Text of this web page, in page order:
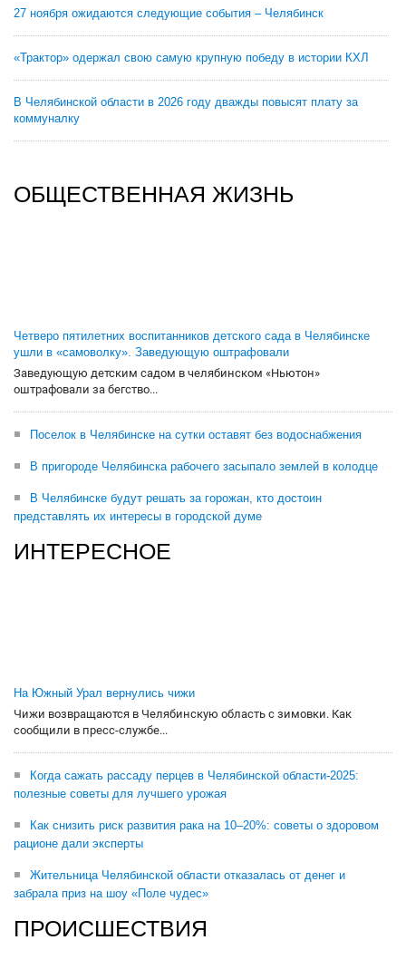
27 ноября ожидаются следующие события – Челябинск
«Трактор» одержал свою самую крупную победу в истории КХЛ
В Челябинской области в 2026 году дважды повысят плату за
коммуналку
ОБЩЕСТВЕННАЯ ЖИЗНЬ
Четверо пятилетних воспитанников детского сада в Челябинске
ушли в «самоволку». Заведующую оштрафовали
Заведующую детским садом в челябинском «Ньютон»
оштрафовали за бегство...
Поселок в Челябинске на сутки оставят без водоснабжения
В пригороде Челябинска рабочего засыпало землей в колодце
В Челябинске будут решать за горожан, кто достоин
представлять их интересы в городской думе
ИНТЕРЕСНОЕ
На Южный Урал вернулись чижи
Чижи возвращаются в Челябинскую область с зимовки. Как
сообщили в пресс-службе...
Когда сажать рассаду перцев в Челябинской области-2025:
полезные советы для лучшего урожая
Как снизить риск развития рака на 10–20%: советы о здоровом
рационе дали эксперты
Жительница Челябинской области отказалась от денег и
забрала приз на шоу «Поле чудес»
ПРОИСШЕСТВИЯ